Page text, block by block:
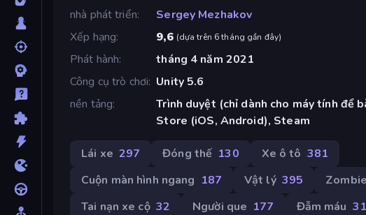
nhà phát triển
Sergey Mezhakov
Xếp hạng
9,6 (dựa trên 6 tháng gần đây)
Phát hành
tháng 4 năm 2021
Công cụ trò chơi Unity 5.6
nền tảng
Trình duyệt (chỉ dành cho máy tính để
Store (iOS, Android), Steam
Lái xe 297 Đóng thế 130 Xe ô tô 381
Cuộn màn hình ngang 187 Vật lý 395 Zombie
Tai nạn xe cộ 32 Người que 177 Đẫm máu 31